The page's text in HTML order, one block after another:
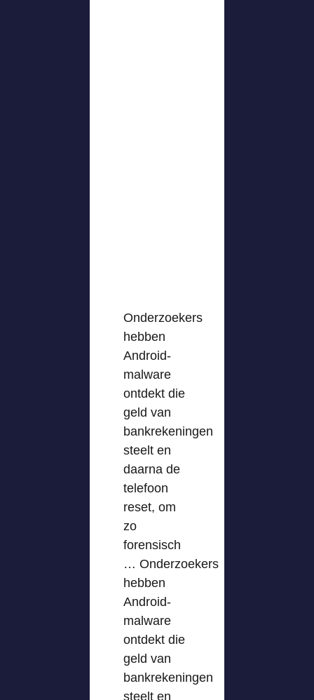
Onderzoekers
hebben
Android-
malware
ontdekt die
geld van
bankrekeningen
steelt en
daarna de
telefoon
reset, om
zo
forensisch
… Onderzoekers
hebben
Android-
malware
ontdekt die
geld van
bankrekeningen
steelt en